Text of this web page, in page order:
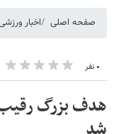
صفحه اصلی اخبار
۰ نفر
هدف بزرگ